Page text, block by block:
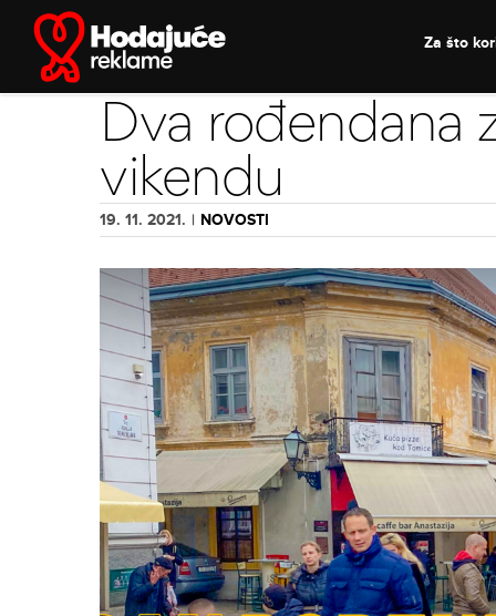
content
Za što
Dva rođendana
vikendu
19. 11. 2021. | NOVOSTI
View
Larger
Image